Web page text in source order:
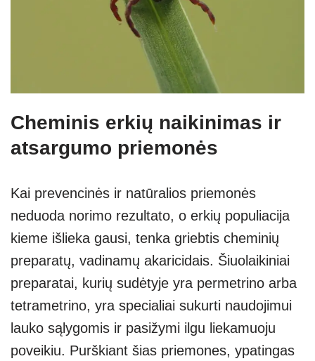
Cheminis erkių naikinimas ir
atsargumo priemonės
Kai prevencinės ir natūralios priemonės
neduoda norimo rezultato, o erkių populiacija
kieme išlieka gausi, tenka griebtis cheminių
preparatų, vadinamų akaricidais. Šiuolaikiniai
preparatai, kurių sudėtyje yra permetrino arba
tetrametrino, yra specialiai sukurti naudojimui
lauko sąlygomis ir pasižymi ilgu liekamuoju
poveikiu. Purškiant šias priemones, ypatingas